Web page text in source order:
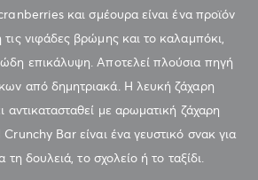
και σμέουρα είναι ένα προϊόν
νιφάδες βρώμης και το καλαμπόκι,
επικάλυψη. Αποτελεί πλούσια πηγή
από δημητριακά. Η λευκή ζάχαρη
αντικατασταθεί με αρωματική ζάχαρη
Bar είναι ένα γευστικό σνακ για
τη δουλειά, το σχολείο ή το ταξίδι.